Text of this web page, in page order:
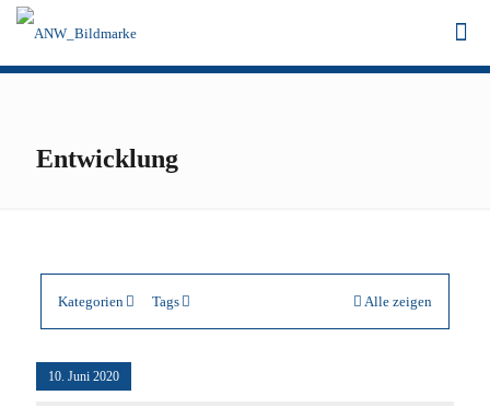
Entwicklung
Kategorien Tags Alle zeigen
10. Juni 2020